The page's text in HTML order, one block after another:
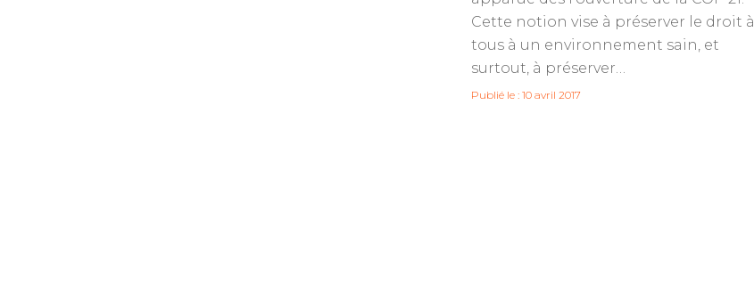
Cette notion vise à préserver le droit à
tous à un environnement sain, et
surtout, à préserver…
Publié le : 10 avril 2017